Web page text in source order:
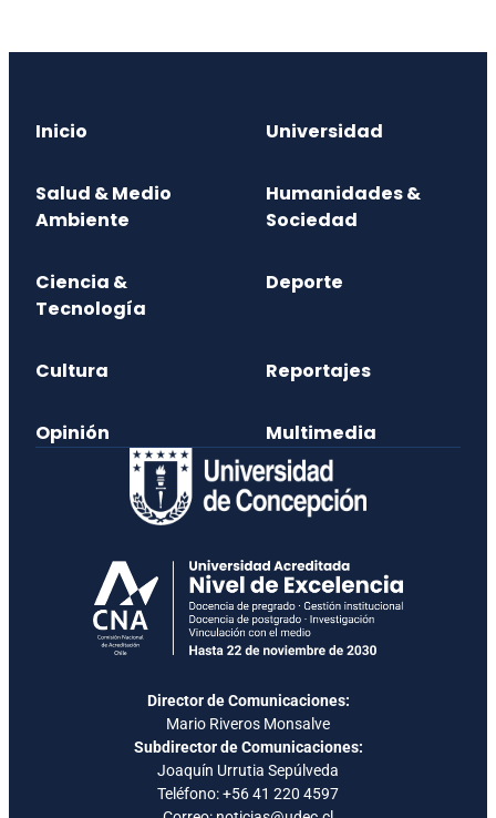
Inicio Universidad
Salud & Medio
Ambiente
Humanidades &
Sociedad
Ciencia &
Tecnología
Deporte
Cultura Reportajes
Opinión Multimedia
Director de Comunicaciones:
Mario Riveros Monsalve
Subdirector de Comunicaciones:
Joaquín Urrutia Sepúlveda
Teléfono:+56 41 220 4597